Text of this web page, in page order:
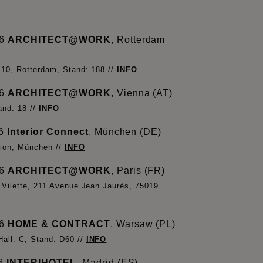
ARCHITECT@WORK, Rotterdam
Rotterdam, Stand: 188 // INFO
ARCHITECT@WORK, Vienna (AT)
18 // INFO
Interior Connect, München (DE)
München // INFO
ARCHITECT@WORK, Paris (FR)
211 Avenue Jean Jaurès, 75019
HOME & CONTRACT, Warsaw (PL)
C, Stand: D60 // INFO